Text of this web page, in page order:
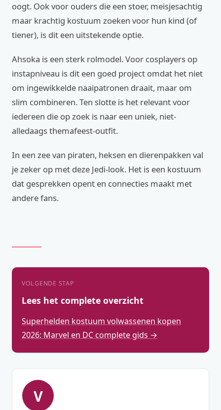
oogt. Ook voor ouders die een stoer, meisjesachtig
maar krachtig kostuum zoeken voor hun kind (of
tiener), is dit een uitstekende optie.
Ahsoka is een sterk rolmodel. Voor cosplayers op
instapniveau is dit een goed project omdat het niet
om ingewikkelde naaipatronen draait, maar om
slim combineren. Ten slotte is het relevant voor
iedereen die op zoek is naar een uniek, niet-
alledaags themafeest-outfit.
In een zee van piraten, heksen en dierenpakken val
je zeker op met deze Jedi-look. Het is een kostuum
dat gesprekken opent en connecties maakt met
andere fans.
VOLGENDE STAP
Lees het complete overzicht
Superhelden kostuum volwassenen kopen
2026: Marvel en DC complete gids →
V